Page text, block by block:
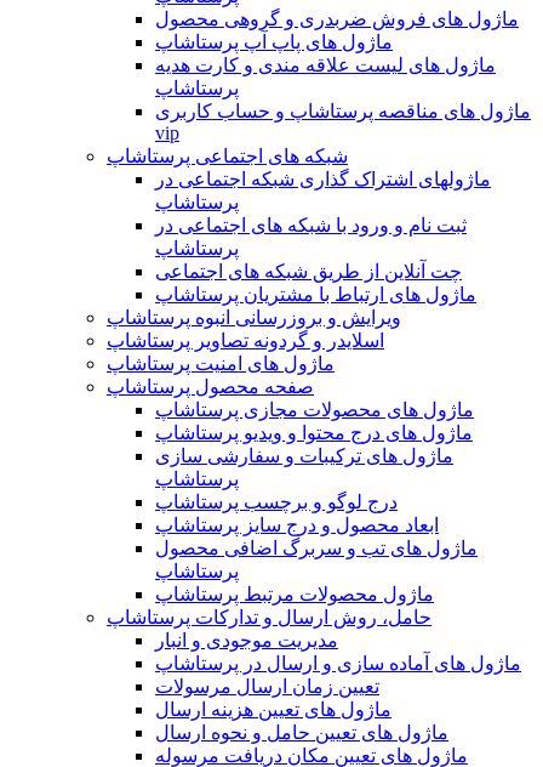
ماژول های فروش ضربدری و گروهی محصول
ماژول های پاپ آپ پرستاشاپ
ماژول های لیست علاقه مندی و کارت هدیه
پرستاشاپ
ماژول های مناقصه پرستاشاپ و حساب کاربری
vip
شبکه های اجتماعی پرستاشاپ
ماژولهای اشتراک‌ گذاری شبکه اجتماعی در
پرستاشاپ
ثبت نام و ورود با شبکه های اجتماعی در
پرستاشاپ
چت آنلاین از طریق شبکه های اجتماعی
ماژول های ارتباط با مشتریان پرستاشاپ
ویرایش و بروزرسانی انبوه پرستاشاپ
اسلایدر و گردونه تصاویر پرستاشاپ
ماژول های امنیت پرستاشاپ
صفحه محصول پرستاشاپ
ماژول های محصولات مجازی پرستاشاپ
ماژول های درج محتوا و ویدیو پرستاشاپ
ماژول های ترکیبات و سفارشی سازی
پرستاشاپ
درج لوگو و برچسب پرستاشاپ
ابعاد محصول و درج سایز پرستاشاپ
ماژول های تب و سربرگ اضافی محصول
پرستاشاپ
ماژول محصولات مرتبط پرستاشاپ
حامل، روش ارسال و تدارکات پرستاشاپ
مدیریت موجودی و انبار
ماژول های آماده سازی و ارسال در پرستاشاپ
تعیین زمان ارسال مرسولات
ماژول های تعیین هزینه ارسال
ماژول های تعیین حامل و نحوه ارسال
ماژول های تعیین مکان دریافت مرسوله